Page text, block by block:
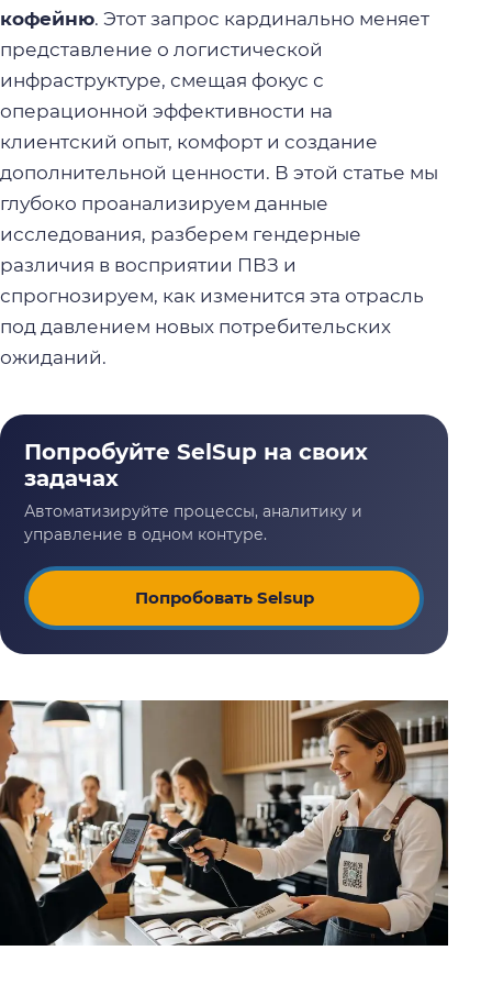
кофейню. Этот запрос кардинально меняет
представление о логистической
инфраструктуре, смещая фокус с
операционной эффективности на
клиентский опыт, комфорт и создание
дополнительной ценности. В этой статье мы
глубоко проанализируем данные
исследования, разберем гендерные
различия в восприятии ПВЗ и
спрогнозируем, как изменится эта отрасль
под давлением новых потребительских
ожиданий.
Попробовать Selsup